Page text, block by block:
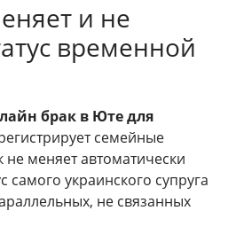
и не
временной
брак в Юте для
семейные
меняет автоматически
самого украинского супруга
не связанных